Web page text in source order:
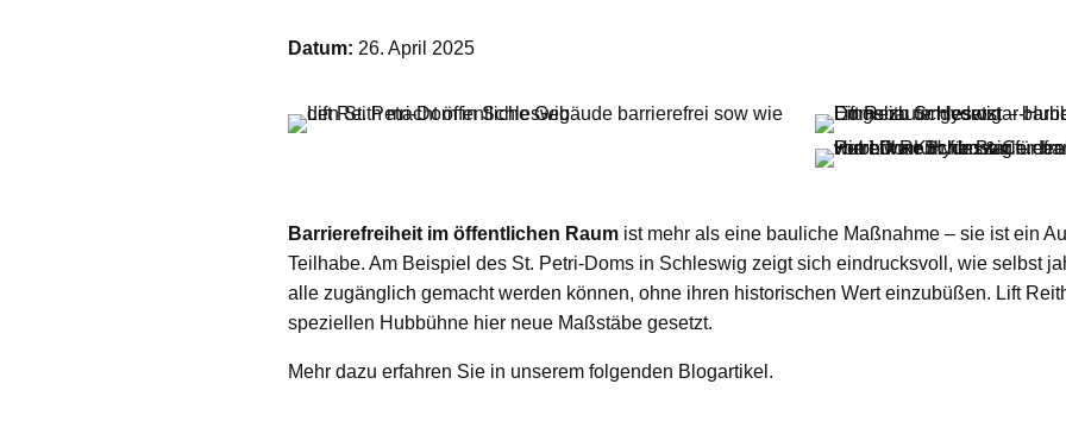
Datum: 26. April 2025
Barrierefreiheit im öffentlichen Raumist mehr als eine bauliche Maßnahme – sie ist ein
Teilhabe. Am Beispiel des St. Petri-Doms in Schleswig zeigt sich eindrucksvoll, wie selbst
alle zugänglich gemacht werden können, ohne ihren historischen Wert einzubüßen. Lift
speziellen Hubbühne hier neue Maßstäbe gesetzt.
Mehr dazu erfahren Sie in unserem folgenden Blogartikel.